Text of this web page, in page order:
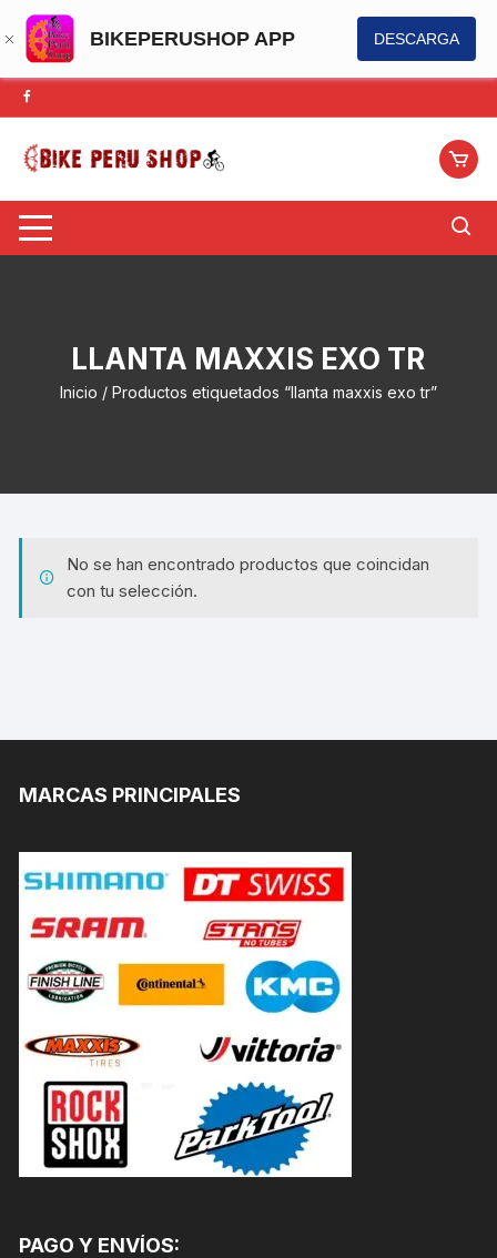
BIKEPERUSHOP APP DESCARGA
Saltar
al
contenido
LLANTA MAXXIS EXO TR
Inicio / Productos etiquetados “llanta maxxis exo tr”
No se han encontrado productos que coincidan
con tu selección.
MARCAS PRINCIPALES
PAGO Y ENVÍOS: